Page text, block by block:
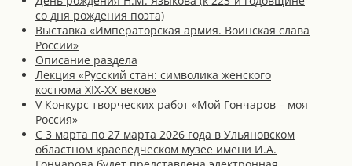
со дня рождения поэта)
Выставка «Императорская армия. Воинская слава
России»
Описание раздела
Лекция «Русский стан: символика женского
костюма XIX-XX веков»
V Конкурс творческих работ «Мой Гончаров – моя
Россия»
С 3 марта по 27 марта 2026 года в Ульяновском
областном краеведческом музее имени И.А.